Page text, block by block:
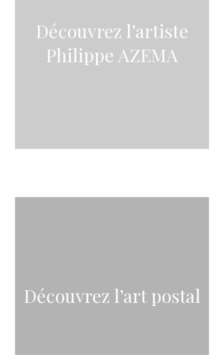
Découvrez l’artiste
Philippe AZEMA
Découvrez l’art postal